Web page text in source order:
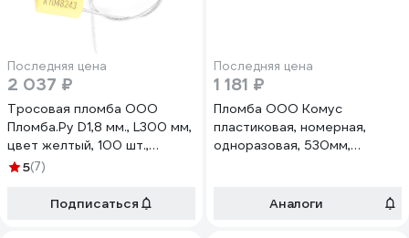
Последняя цена
2 037 ₽
Тросовая пломба ООО
Пломба.Ру D1,8 мм., L300 мм,
цвет желтый, 100 шт.,
призма 1006480
5(7)
Подписаться
Последняя цена
1 181 ₽
Пломба ООО Комус
пластиковая, номерная,
одноразовая, 530мм,
Аналоги